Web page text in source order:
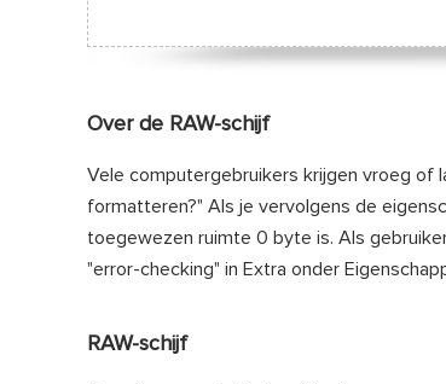
Over de RAW-schijf
Vele computergebruikers krijgen vroeg of
formatteren?" Als je vervolgens de
toegewezen ruimte 0 byte is. Als
"error-checking" in Extra onder
RAW-schijf